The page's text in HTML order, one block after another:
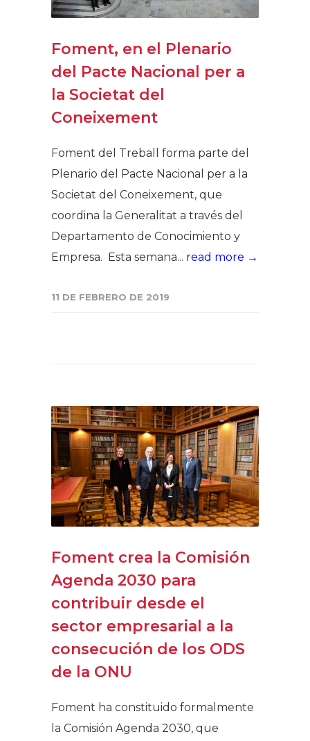
Foment, en el Plenario
del Pacte Nacional per a
la Societat del
Coneixement
Foment del Treball forma parte del
Plenario del Pacte Nacional per a la
Societat del Coneixement, que
coordina la Generalitat a través del
Departamento de Conocimiento y
Empresa. Esta semana... read more →
11 DE FEBRERO DE 2019
Foment crea la Comisión
Agenda 2030 para
contribuir desde el
sector empresarial a la
consecución de los ODS
de la ONU
Foment ha constituido formalmente
la Comisión Agenda 2030, que